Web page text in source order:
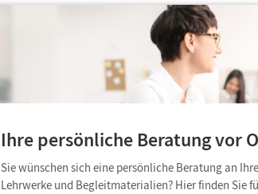
Ihre persönliche Beratung vor
Sie wünschen sich eine persönliche Beratung an
Lehrwerke und Begleitmaterialien? Hier finden Sie